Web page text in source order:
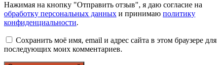
Нажимая на кнопку "Отправить отзыв", я даю согласие на
обработку персональных данных и принимаю политику
конфиденциальности.
Сохранить моё имя, email и адрес сайта в этом браузере для
последующих моих комментариев.